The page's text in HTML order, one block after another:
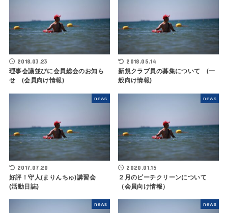
2018.03.23
理事会議並びに会員総会のお知ら
せ (会員向け情報)
2018.05.14
新規クラブ員の募集について (一
般向け情報)
news
2017.07.20
好評！守人(まりんちゅ)講習会
(活動日誌)
news
2020.01.15
２月のビーチクリーンについて
（会員向け情報）
news news